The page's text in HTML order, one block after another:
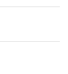
58g（医薬部